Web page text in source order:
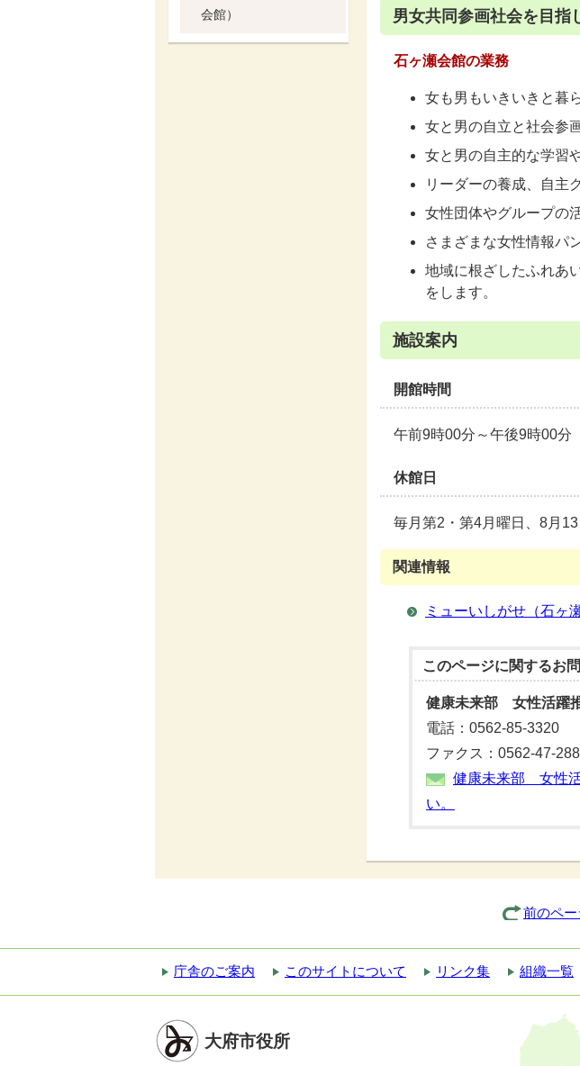
男女共同参画社会を目
石ヶ瀬会館の業務
女も男もいきいきと暮
女と男の自立と社会参
女と男の自主的な学習
リーダーの養成、自主
女性団体やグループの
さまざまな女性情報パ
地域に根ざしたふれあ
をします。
施設案内
開館時間
午前9時00分～午後9時00分
休館日
毎月第2・第4月曜日、8月
関連情報
ミューいしがせ（石ヶ
このページに関するお
健康未来部 女性活躍
電話：0562-85-3320
ファクス：0562-47-
健康未来部 女性活
い。
会館）
前のペー
庁舎のご案内 このサイトについて リンク集 組織一覧
大府市役所